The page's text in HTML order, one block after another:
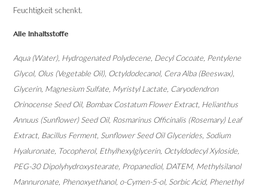
Feuchtigkeit schenkt.
Alle Inhaltsstoffe
Aqua (Water), Hydrogenated Polydecene, Decyl Cocoate, Pentylene
Glycol, Olus (Vegetable Oil), Octyldodecanol, Cera Alba (Beeswax),
Glycerin, Magnesium Sulfate, Myristyl Lactate, Caryodendron
Orinocense Seed Oil, Bombax Costatum Flower Extract, Helianthus
Annuus (Sunflower) Seed Oil, Rosmarinus Officinalis (Rosemary) Leaf
Extract, Bacillus Ferment, Sunflower Seed Oil Glycerides, Sodium
Hyaluronate, Tocopherol, Ethylhexylglycerin, Octyldodecyl Xyloside,
PEG-30 Dipolyhydroxystearate, Propanediol, DATEM, Methylsilanol
Mannuronate, Phenoxyethanol, o-Cymen-5-ol, Sorbic Acid, Phenethyl